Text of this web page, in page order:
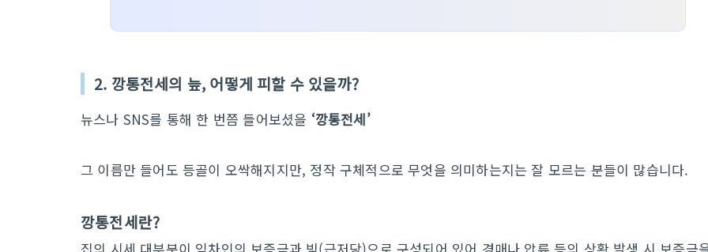
2. 깡통전세의 늪, 어떻게 피할 수 있을까?
뉴스나 SNS를 통해 한 번쯤 들어보셨을 ‘깡통전세’
그 이름만 들어도 등골이 오싹해지지만, 정작 구체적으로 무엇을 의미하는지는 잘 모르는 분들이 많습니다.
깡통전세란?